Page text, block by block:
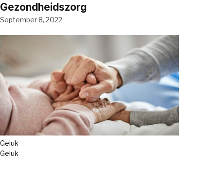
Gezondheidszorg
September 8, 2022
Geluk
Geluk